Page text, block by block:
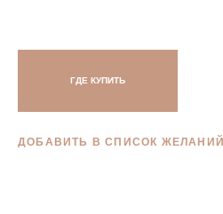
ГДЕ КУПИТЬ
ДОБАВИТЬ В СПИСОК ЖЕЛАНИЙ